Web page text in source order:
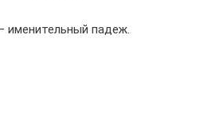
именительный падеж.